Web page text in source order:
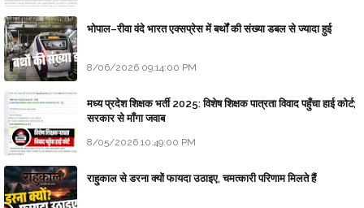
भोपाल–रीवा वंदे भारत एक्सप्रेस में बर्थों की संख्या डबल से ज्यादा हुई
8/06/2026 09:14:00 PM
मध्य प्रदेश शिक्षक भर्ती 2025: विशेष शिक्षक पात्रता विवाद पहुँचा हाई कोर्ट;
सरकार से माँगा जवाब
8/05/2026 10:49:00 PM
राहुकाल से डरना क्यों फायदा उठाइए, चमत्कारी परिणाम मिलते हैं